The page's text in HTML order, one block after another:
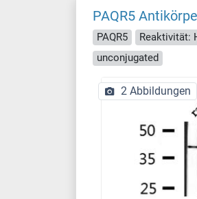
PAQR5
PAQR5 Reaktivität:
unconjugated
2 Abbildungen